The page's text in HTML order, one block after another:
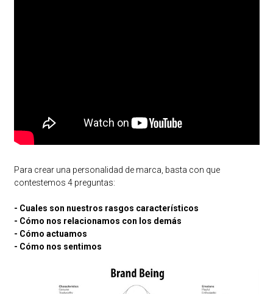
Para crear una personalidad de marca, basta con que
contestemos 4 preguntas:
- Cuales son nuestros rasgos característicos
- Cómo nos relacionamos con los demás
- Cómo actuamos
- Cómo nos sentimos